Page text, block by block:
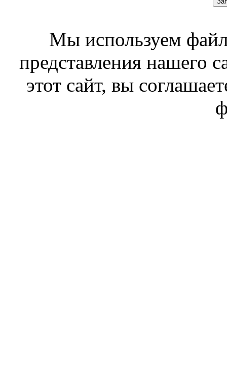
Мы используем
представления нашего
этот сайт, вы